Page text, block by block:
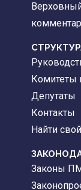
Комитеты
Депутаты
Контакты
Найти
Законы